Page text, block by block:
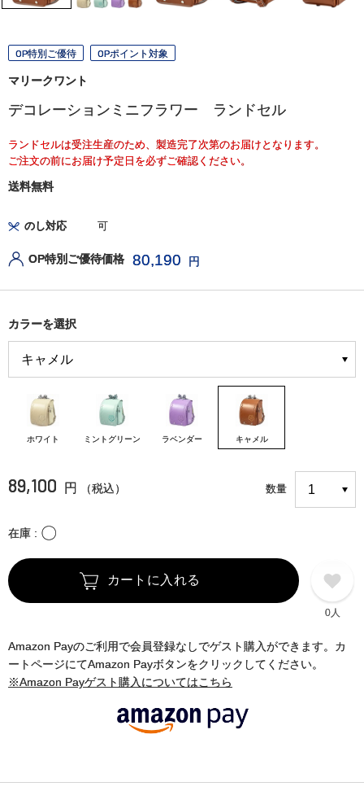
OP特別ご優待 OPポイント対象
マリークワント
デコレーションミニフラワー ランドセル
ランドセルは受注生産のため、製造完了次第のお届けとなります。
ご注文の前にお届け予定日を必ずご確認ください。
送料無料
のし対応 可
OP特別ご優待価格 80,190 円
カラーを選択
ホワイト ミントグリーン ラベンダー キャメル
89,100 円 （税込） 数量
在庫 〇
カートに入れる
0人
Amazon Payのご利用で会員登録なしでゲスト購入ができます。カ
ートページにてAmazon Payボタンをクリックしてください。
※Amazon Payゲスト購入についてはこちら